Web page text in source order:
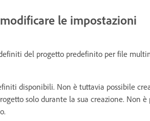
le impostazioni
del progetto predefinito per file
disponibili. Non è tuttavia possibile
solo durante la sua creazione. Non